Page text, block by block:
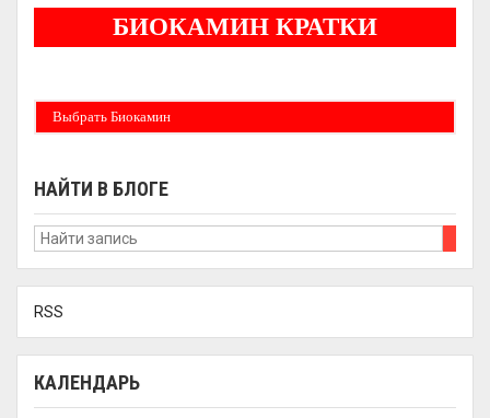
БИОКАМИН КРАТКИ
Выбрать Биокамин
НАЙТИ В БЛОГЕ
RSS
КАЛЕНДАРЬ